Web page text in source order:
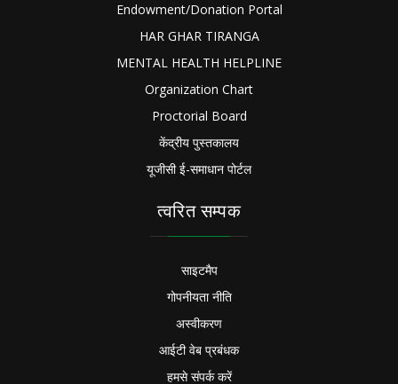
Endowment/Donation Portal
HAR GHAR TIRANGA
MENTAL HEALTH HELPLINE
Organization Chart
Proctorial Board
केंद्रीय पुस्तकालय
यूजीसी ई-समाधान पोर्टल
त्वरित सम्पक
साइटमैप
गोपनीयता नीति
अस्वीकरण
आईटी वेब प्रबंधक
हमसे संपर्क करें